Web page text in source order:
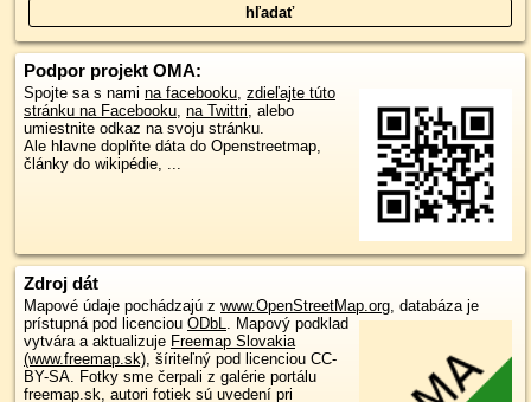
Podpor projekt OMA:
Spojte sa s nami na facebooku, zdieľajte túto
stránku na Facebooku, na Twittri, alebo
umiestnite odkaz na svoju stránku.
Ale hlavne doplňte dáta do Openstreetmap,
články do wikipédie, ...
Zdroj dát
Mapové údaje pochádzajú z www.OpenStreetMap.org, databáza je
prístupná pod licenciou ODbL. Mapový podklad
vytvára a aktualizuje Freemap Slovakia
(www.freemap.sk), šíriteľný pod licenciou CC-
BY-SA. Fotky sme čerpali z galérie portálu
freemap.sk, autori fotiek sú uvedení pri